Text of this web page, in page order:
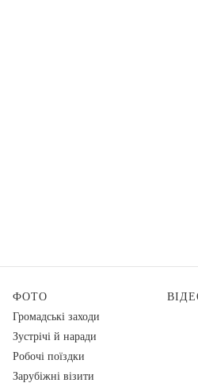
ФОТО
Громадські заходи
Зустрічі й наради
Робочі поїздки
Зарубіжні візити